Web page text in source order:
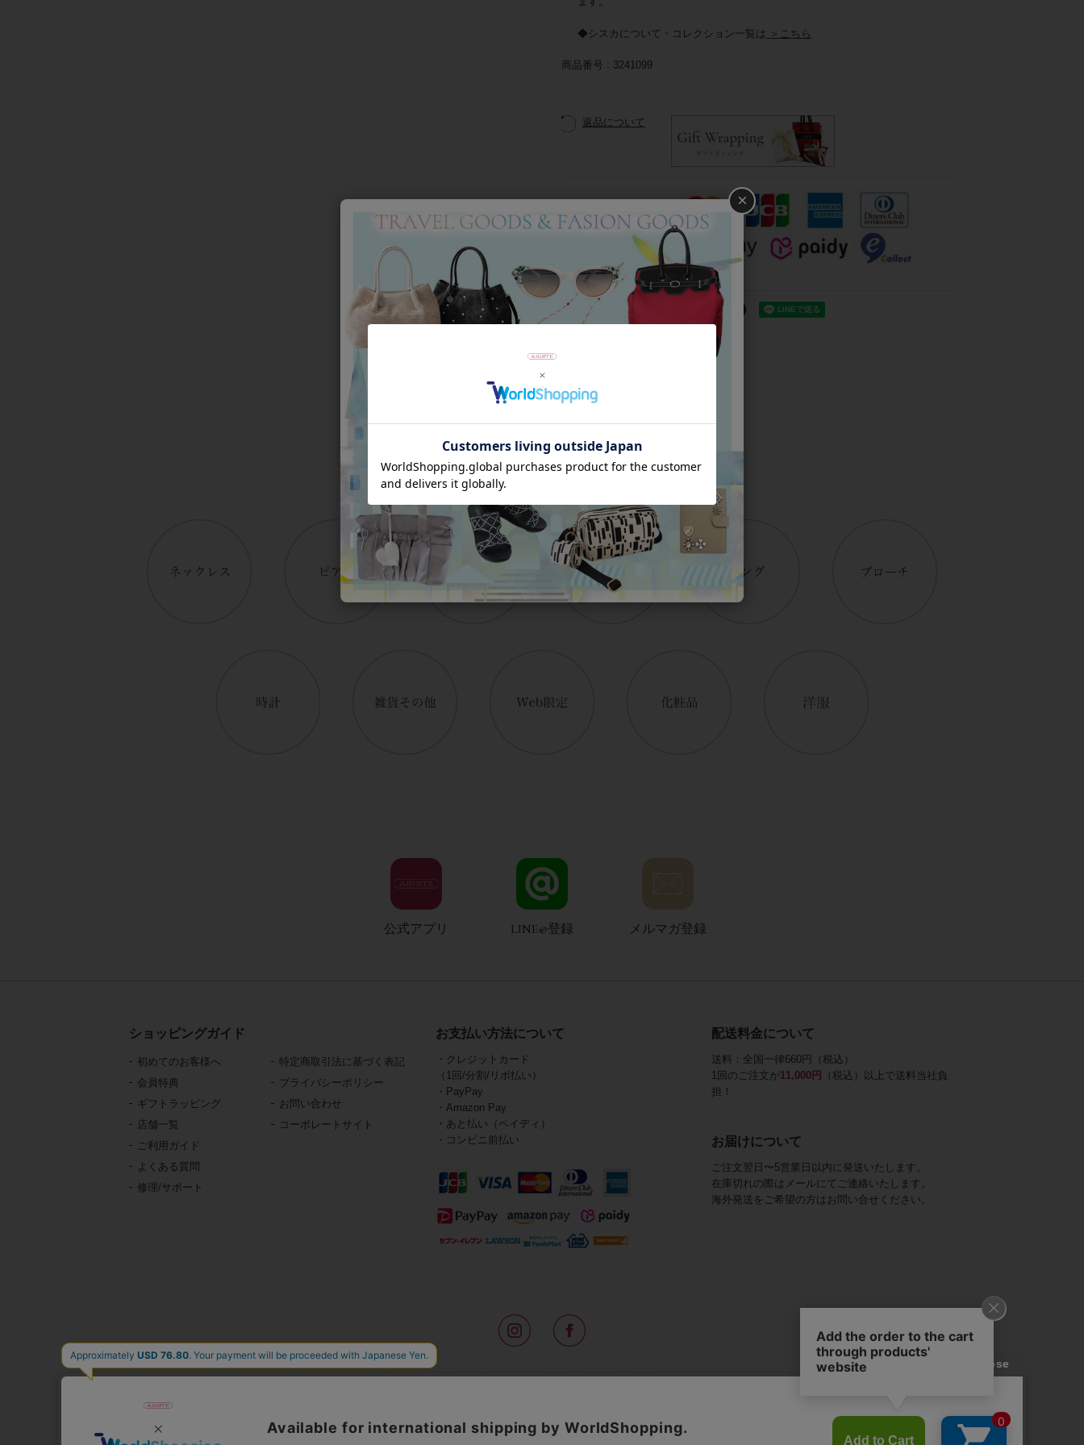
◆シスカについて・コレクション一覧は ＞こちら
商品番号 3241099
返品について
Category
アイテムカテゴリー
公式アプリ LINE@登録 メルマガ登録
ショッピングガイド
初めてのお客様へ
会員特典
ギフトラッピング
店舗一覧
ご利用ガイド
よくある質問
修理/サポート
特定商取引法に基づく表記
プライバシーポリシー
お問い合わせ
コーポレートサイト
お支払い方法について
・クレジットカード
（1回/分割/リボ払い）
・PayPay
・Amazon Pay
・あと払い（ペイディ）
・コンビニ前払い
配送料金について
送料：全国一律660円（税込）
1回のご注文が11,000円
（税込）以上で送料当社負
担！
お届けについて
ご注文翌日〜5営業日以内に発送いたします。
在庫切れの際はメールにてご連絡いたします。
海外発送をご希望の方はお問い合せください。
東京・青山の路面店をはじめ全国の一流ホテルに100以上の直営店舗を展開するABISTE(アビステ)は、
人気ランキングやテレビなどのメディア着用商品、雑誌掲載商品を紹介するコンテンツ、
無料のギフトラッピングや独自のポイントなどのサービスをご提供。
×